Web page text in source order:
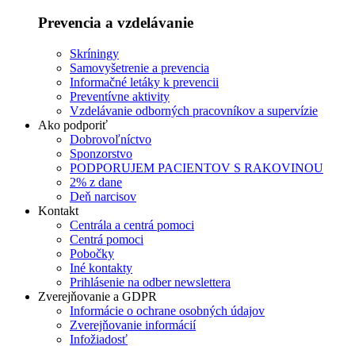
Prevencia a vzdelávanie
Skríningy
Samovyšetrenie a prevencia
Informačné letáky k prevencii
Preventívne aktivity
Vzdelávanie odborných pracovníkov a supervízie
Ako podporiť
Dobrovoľníctvo
Sponzorstvo
PODPORUJEM PACIENTOV S RAKOVINOU
2% z dane
Deň narcisov
Kontakt
Centrála a centrá pomoci
Centrá pomoci
Pobočky
Iné kontakty
Prihlásenie na odber newslettera
Zverejňovanie a GDPR
Informácie o ochrane osobných údajov
Zverejňovanie informácií
Infožiadosť